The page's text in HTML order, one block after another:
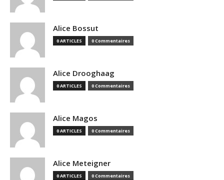
Alice Bossut
0 ARTICLES 0 Commentaires
Alice Drooghaag
0 ARTICLES 0 Commentaires
Alice Magos
0 ARTICLES 0 Commentaires
Alice Meteigner
0 ARTICLES 0 Commentaires